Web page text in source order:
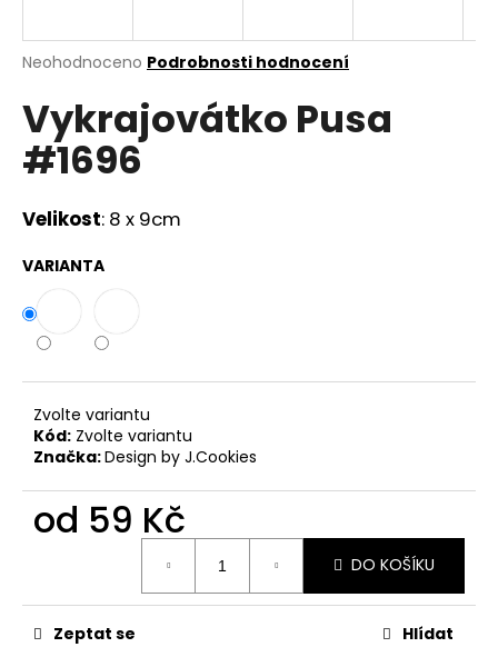
Průměrné
produktu
je
0,0
z
hvězdiček.
Neohodnoceno Podrobnosti hodnocení
Vykrajovátko Pusa
#1696
Velikost: 8 x 9cm
VARIANTA
Zvolte variantu
Kód: Zvolte variantu
Značka:Design by J.Cookies
od 59 Kč
DO KOŠÍKU
Zeptat se Hlídat
j
t
?
D
o
p
o
č
u
m
e